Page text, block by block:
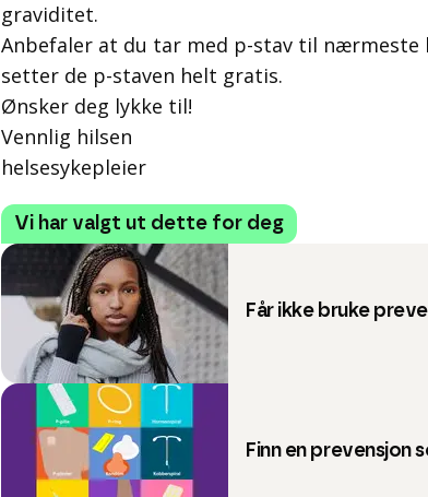
graviditet.
Anbefaler at du tar med p-stav til nærmeste
setter de p-staven helt gratis.
Ønsker deg lykke til!
Vennlig hilsen
helsesykepleier
Vi har valgt ut dette for deg
Får ikke bruke
Finn en prevensjon